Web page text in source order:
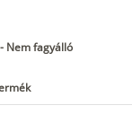
Nem fagyálló